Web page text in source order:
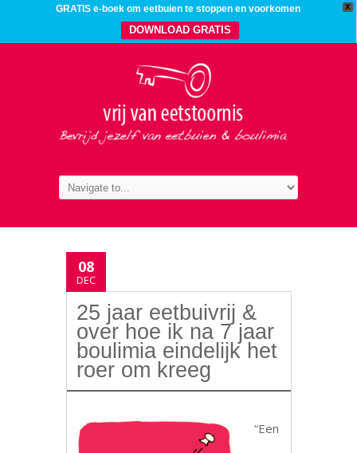
X
GRATIS e-boek om eetbuien te stoppen en voorkomen
DOWNLOAD GRATIS
08
DEC
25 jaar eetbuivrij &
over hoe ik na 7 jaar
boulimia eindelijk het
roer om kreeg
“Een